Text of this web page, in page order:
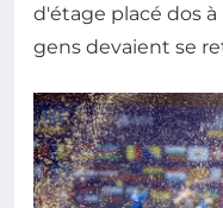
d'étage placé dos
gens devaient se